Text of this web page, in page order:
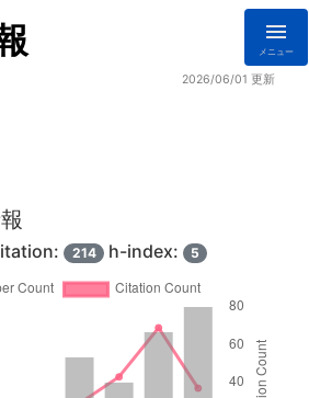
メニュー
2026/06/01 更新
214 h-index: 5